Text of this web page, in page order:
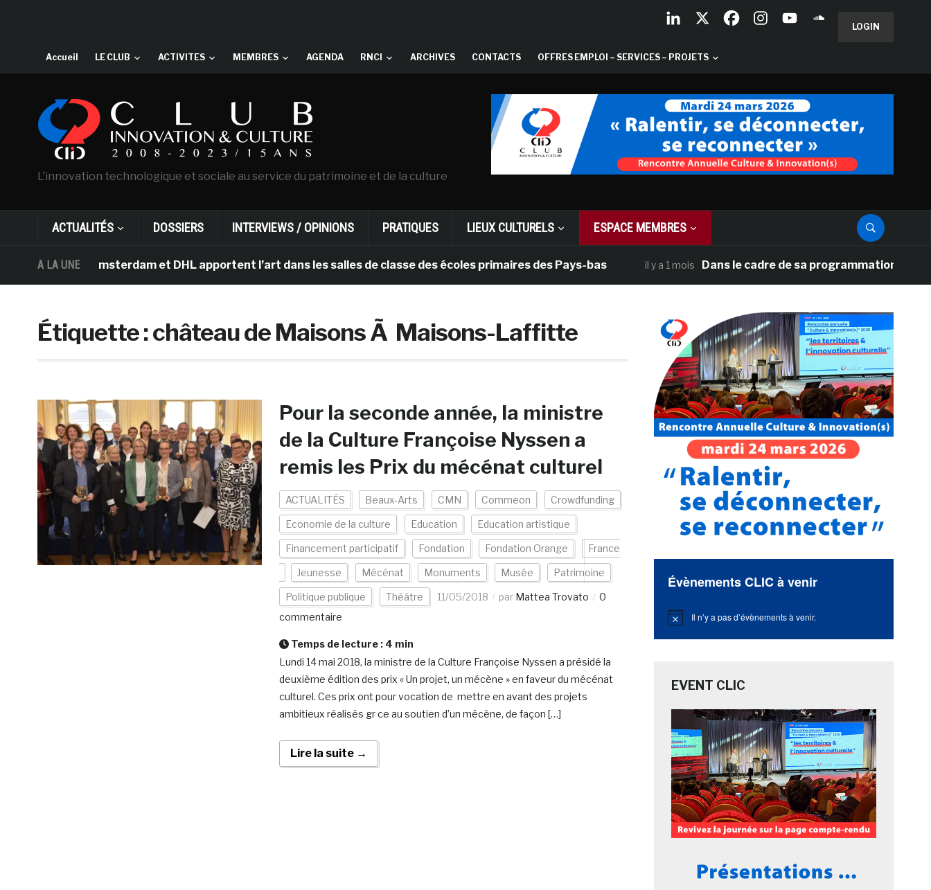
LOGIN
Accueil LE CLUB ACTIVITES MEMBRES AGENDA RNCI ARCHIVES CONTACTS OFFRES EMPLOI – SERVICES – PROJETS
L'innovation technologique et sociale au service du patrimoine et de la culture
ACTUALITÉS DOSSIERS INTERVIEWS / OPINIONS PRATIQUES LIEUX CULTURELS ESPACE MEMBRES
A LA UNE
Gogh d’Amsterdam et DHL apportent l’art dans les salles de classe des écoles primaires des Pays-bas il y a 1 mois Dans le cadre de sa programmation
Étiquette :château de Maisons Ã Maisons-Laffitte
Pour la seconde année, la ministre
de la Culture Françoise Nyssen a
remis les Prix du mécénat culturel
ACTUALITÉS Beaux-Arts CMN Commeon Crowdfunding
Economie de la culture Education Education artistique
Financement participatif Fondation Fondation Orange France
Jeunesse Mécénat Monuments Musée Patrimoine
Politique publique Théâtre 11/05/2018 par Mattea Trovato
0
commentaire
Temps de lecture : 4 min
Lundi 14 mai 2018, la ministre de la Culture Françoise Nyssen a présidé la
deuxième édition des prix « Un projet, un mécène » en faveur du mécénat
culturel. Ces prix ont pour vocation de mettre en avant des projets
ambitieux réalisés gr ce au soutien d’un mécène, de façon […]
Lire la suite →
Évènements CLIC à venir
Notice Il n’y a pas d’évènements à venir.
EVENT CLIC